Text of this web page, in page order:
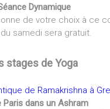
Dynamique
de votre choix à ce
samedi sera gratuit.
stages de Yoga
de Ramakrishna à
Paris dans un Ashram